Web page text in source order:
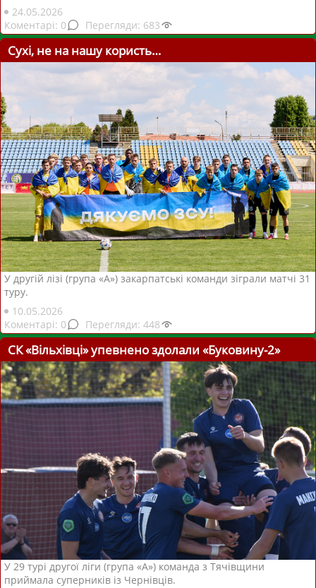
24.05.2026
0
683
Сухі, не на нашу користь…
У другій лізі (група «А») закарпатські команди зіграли матчі 31
туру.
10.05.2026
0
448
СК «Вільхівці» упевнено здолали «Буковину-2»
У 29 турі другої ліги (група «А») команда з Тячівщини
приймала суперників із Чернівців.